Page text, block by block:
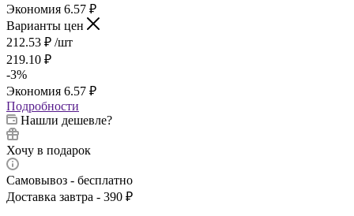
Экономия 6.57 ₽
Варианты цен
212.53 ₽ /шт
219.10 ₽
-3%
Экономия 6.57 ₽
Подробности
Нашли дешевле?
Хочу в подарок
Самовывоз - бесплатно
Доставка завтра - 390 ₽